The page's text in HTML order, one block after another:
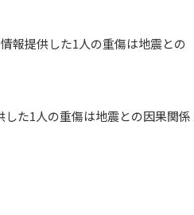
報提供した1人の重傷は地震との
した1人の重傷は地震との因果関係